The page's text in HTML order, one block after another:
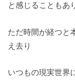
と感じることもあ
ただ時間が経つと
え去り
いつもの現実世界